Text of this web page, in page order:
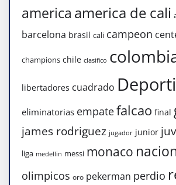
america america de cali
barcelona brasil cali campeon
champions chile clasifico
libertadores cuadrado
eliminatorias empatefalcao final
james rodriguez jugador junior
liga medellin messi monaco
olimpicos oro pekerman perdio